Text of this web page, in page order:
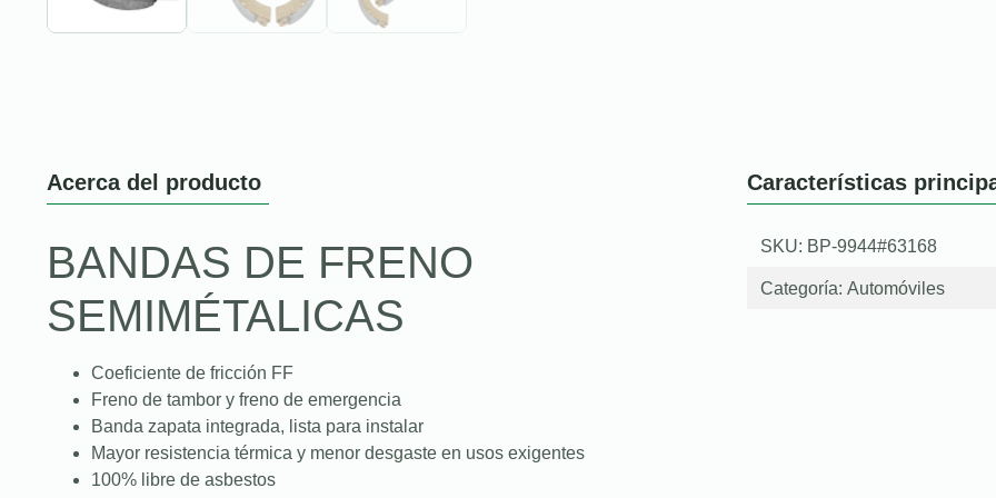
Acerca del producto
BANDAS DE FRENO
SEMIMÉTALICAS
Coeficiente de fricción FF
Freno de tambor y freno de emergencia
Banda zapata integrada, lista para instalar
Mayor resistencia térmica y menor desgaste en usos exigentes
100% libre de asbestos
Características
SKU: BP-9944#63168
Categoría: Automóviles